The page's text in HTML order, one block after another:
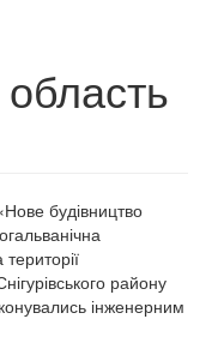
будівництво
району
інженерним